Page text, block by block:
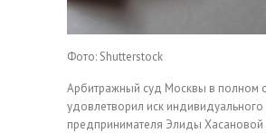
Фото: Shutterstock
Арбитражный суд Москвы в полном
удовлетворил иск индивидуального
предпринимателя Элиды Хасановой